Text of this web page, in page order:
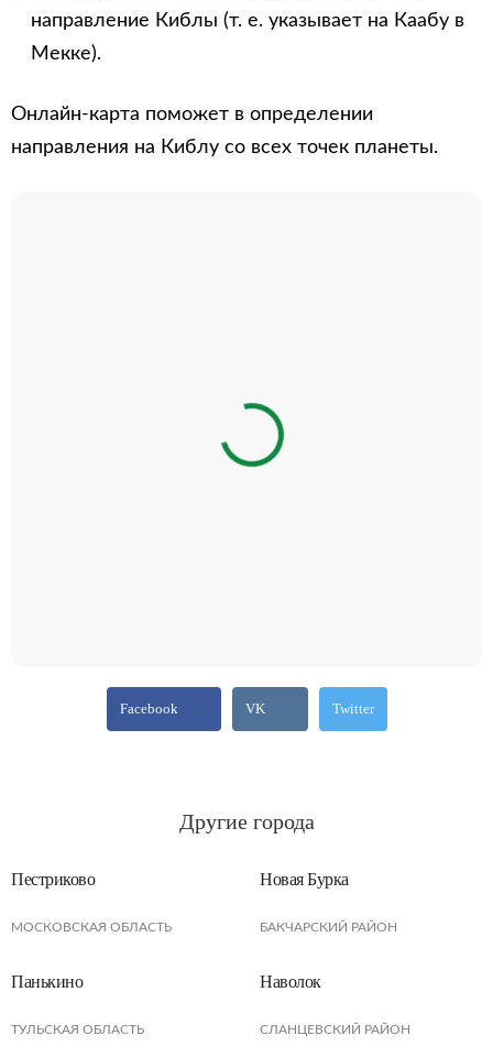
направление Киблы (т. е. указывает на Каабу в
Мекке).
Онлайн-карта поможет в определении
направления на Киблу со всех точек планеты.
Facebook VK Twitter
Другие города
Пестриково
МОСКОВСКАЯ ОБЛАСТЬ
Новая Бурка
БАКЧАРСКИЙ РАЙОН
Панькино
ТУЛЬСКАЯ ОБЛАСТЬ
Наволок
СЛАНЦЕВСКИЙ РАЙОН